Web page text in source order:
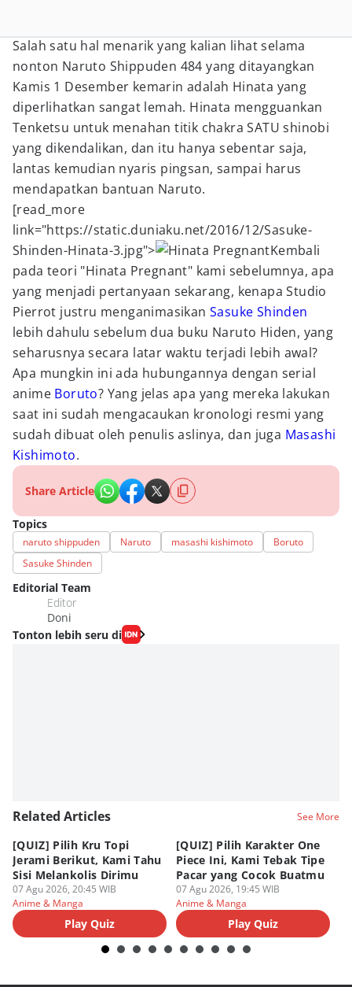
Salah satu hal menarik yang kalian lihat selama
nonton Naruto Shippuden 484 yang ditayangkan
Kamis 1 Desember kemarin adalah Hinata yang
diperlihatkan sangat lemah. Hinata mengguankan
Tenketsu untuk menahan titik chakra SATU shinobi
yang dikendalikan, dan itu hanya sebentar saja,
lantas kemudian nyaris pingsan, sampai harus
mendapatkan bantuan Naruto.
[read_more
link="https://static.duniaku.net/2016/12/Sasuke-
Shinden-Hinata-3.jpg">
Kembali
pada teori "Hinata Pregnant" kami sebelumnya, apa
yang menjadi pertanyaan sekarang, kenapa Studio
Pierrot justru menganimasikan Sasuke Shinden
lebih dahulu sebelum dua buku Naruto Hiden, yang
seharusnya secara latar waktu terjadi lebih awal?
Apa mungkin ini ada hubungannya dengan serial
anime Boruto? Yang jelas apa yang mereka lakukan
saat ini sudah mengacaukan kronologi resmi yang
sudah dibuat oleh penulis aslinya, dan juga Masashi
Kishimoto.
Share Article
Topics
naruto shippuden Naruto masashi kishimoto
Boruto
Sasuke Shinden
Editorial Team
Editor
Doni
Tonton lebih seru di
Related Articles See More
[QUIZ] Pilih Kru Topi
Jerami Berikut, Kami Tahu
Sisi Melankolis Dirimu
07 Agu 2026, 20:45 WIB
Anime & Manga
Play Quiz
[QUIZ] Pilih Karakter One
Piece Ini, Kami Tebak Tipe
Pacar yang Cocok Buatmu
07 Agu 2026, 19:45 WIB
Anime & Manga
Play Quiz